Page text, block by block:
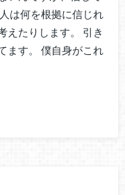
は何を根拠に信じれ
えたりします。 引き
ます。 僕自身がこれ